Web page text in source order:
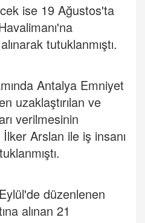
ise 19 Ağustos'ta
tutuklanmıştı.
Antalya Emniyet
uzaklaştırılan ve
verilmesinin
Arslan ile iş insanı
düzenlenen
alınan 21